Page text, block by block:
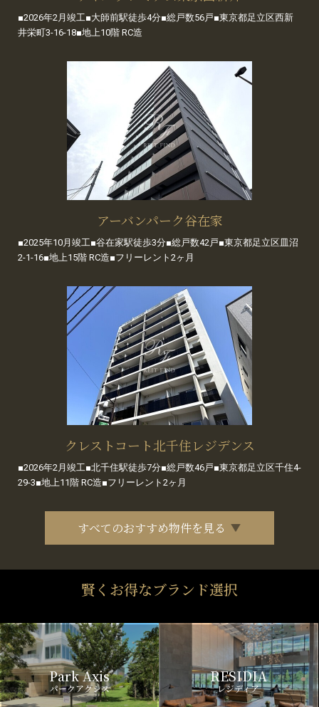
■2026年2月竣工■大師前駅徒歩4分■総戸数56戸■東京都足立区西新
井栄町3-16-18■地上10階 RC造
アーバンパーク谷在家
■2025年10月竣工■谷在家駅徒歩3分■総戸数42戸■東京都足立区皿沼
2-1-16■地上15階 RC造■フリーレント2ヶ月
クレストコート北千住レジデンス
■2026年2月竣工■北千住駅徒歩7分■総戸数46戸■東京都足立区千住4-
29-3■地上11階 RC造■フリーレント2ヶ月
すべてのおすすめ物件を見る
賢くお得なブランド選択
Park Axis
パークアクシス
RESIDIA
レジディア